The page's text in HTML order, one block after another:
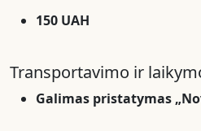
150 UAH
Transportavimo ir
Galimas pristatymas